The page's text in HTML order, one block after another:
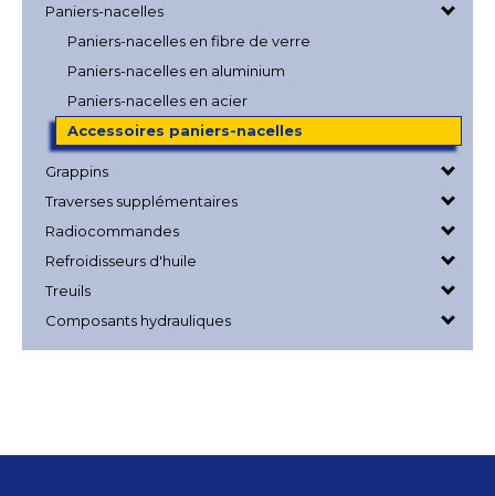
Paniers-nacelles
Paniers-nacelles en fibre de verre
Paniers-nacelles en aluminium
Paniers-nacelles en acier
Accessoires paniers-nacelles
Grappins
Traverses supplémentaires
Radiocommandes
Refroidisseurs d'huile
Treuils
Composants hydrauliques